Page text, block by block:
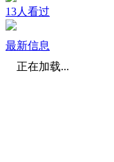
13人看过
最新信息
正在加载...